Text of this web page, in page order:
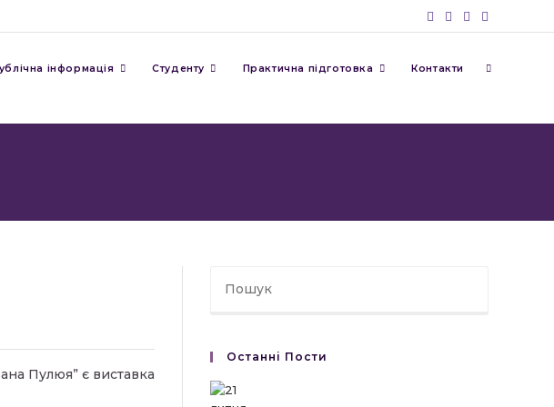
інформація Студенту Практична підготовка Контакти
Пулюя” є виставка
Останні Пости